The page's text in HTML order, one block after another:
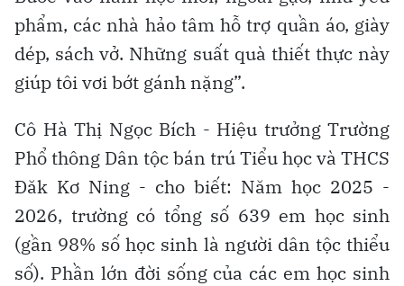
phẩm, các nhà hảo tâm hỗ trợ quần áo, giày
dép, sách vở. Những suất quà thiết thực này
giúp tôi vơi bớt gánh nặng”.
Cô Hà Thị Ngọc Bích - Hiệu trưởng Trường
Phổ thông Dân tộc bán trú Tiểu học và THCS
Đăk Kơ Ning - cho biết: Năm học 2025 -
2026, trường có tổng số 639 em học sinh
(gần 98% số học sinh là người dân tộc thiểu
số). Phần lớn đời sống của các em học sinh